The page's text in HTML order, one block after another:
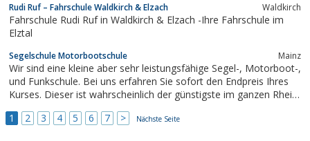
Rudi Ruf – Fahrschule Waldkirch & Elzach Waldkirch
Fahrschule Rudi Ruf in Waldkirch & Elzach -Ihre Fahrschule im
Elztal
Segelschule Motorbootschule Mainz
Wir sind eine kleine aber sehr leistungsfähige Segel-, Motorboot-,
und Funkschule. Bei uns erfahren Sie sofort den Endpreis Ihres
Kurses. Dieser ist wahrscheinlich der günstigste im ganzen Rhein-
Sportbootführerscheine und Sportbootbootfunkzeugnisse
1 2 3 4 5 6 7 > Nächste Seite